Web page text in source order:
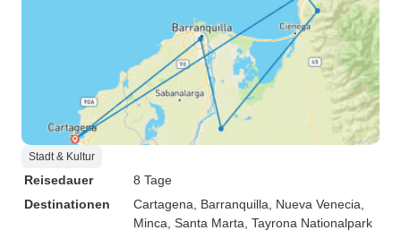
Stadt & Kultur
Reisedauer
8 Tage
Destinationen
Cartagena , Barranquilla , Nueva Venecia
Minca , Santa Marta , Tayrona Nationalpark